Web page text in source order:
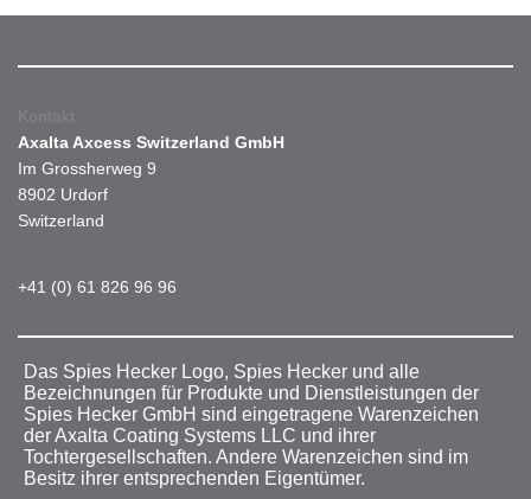
Kontakt
Axalta Axcess Switzerland GmbH
Im Grossherweg 9
8902 Urdorf
Switzerland
+41 (0) 61 826 96 96
Das Spies Hecker Logo, Spies Hecker und alle
Bezeichnungen für Produkte und Dienstleistungen der
Spies Hecker GmbH sind eingetragene Warenzeichen
der Axalta Coating Systems LLC und ihrer
Tochtergesellschaften. Andere Warenzeichen sind im
Besitz ihrer entsprechenden Eigentümer.